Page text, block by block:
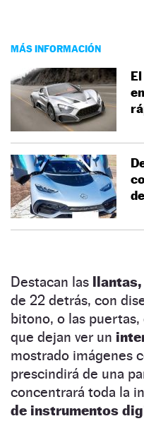
MÁS INFORMACIÓN
Destacan las llantas,
de 22 detrás, con
bitono, o las
que dejan ver un
mostrado imágenes
prescindirá de una
concentrará toda la
de instrumentos